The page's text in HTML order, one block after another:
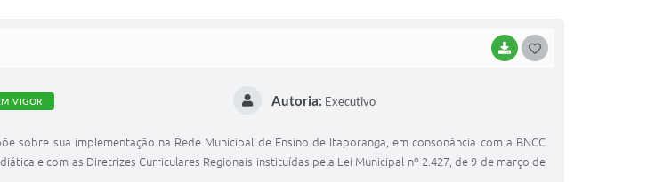
BAIXAR
VIGOR Autoria: Executivo
sobre sua implementação na Rede Municipal de Ensino de Itaporanga, em consonância com a BNCC
e com as Diretrizes Curriculares Regionais instituídas pela Lei Municipal nº 2.427, de 9 de março de